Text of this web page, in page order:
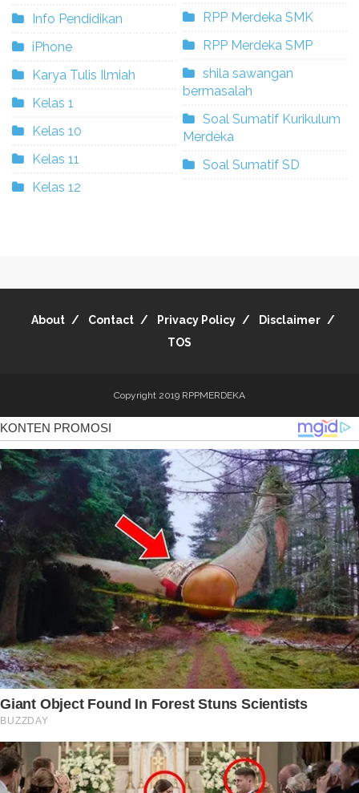
Info Pendidikan
iPhone
Karya Tulis Ilmiah
Kelas 1
Kelas 10
Kelas 11
Kelas 12
RPP Merdeka SMK
RPP Merdeka SMP
shila sawangan
bermasalah
Soal Sumatif Kurikulum
Merdeka
Soal Sumatif SD
About Contact Privacy Policy
Disclaimer
TOS
Copyright 2019 RPPMERDEKA